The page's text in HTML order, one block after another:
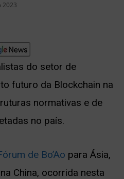
2023
do setor de
futuro da Blockchain na
normativas e de
no país.
de Bo’Ao para Ásia,
China, ocorrida nesta